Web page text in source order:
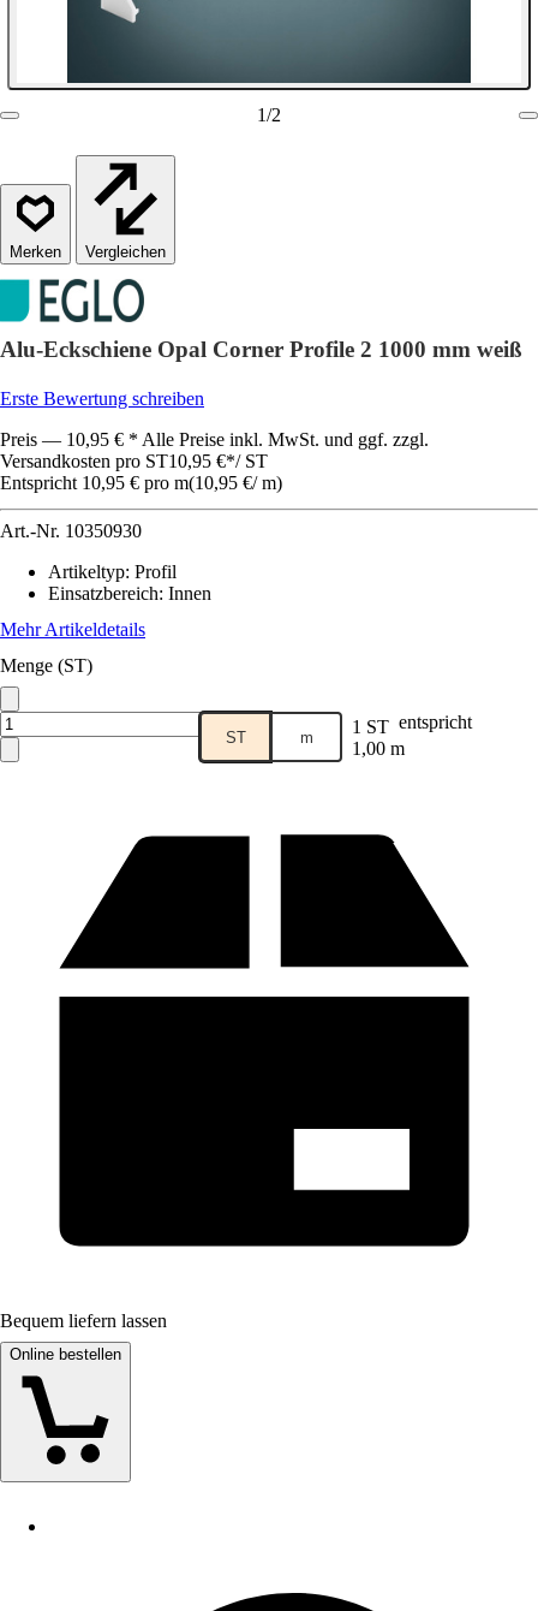
1/2
Vergleichen
Alu-Eckschiene Opal Corner Profile 2 1000 mm weiß
Erste Bewertung schreiben
Preis — 10,95 € * Alle Preise inkl. MwSt. und ggf. zzgl.
Versandkosten pro ST10,95 €*/ ST
Entspricht 10,95 € pro m(10,95 €/ m)
Art.-Nr. 10350930
Artikeltyp: Profil
Einsatzbereich: Innen
Mehr Artikeldetails
Menge (ST)
ST m 1 ST entspricht
1,00 m
Bequem liefern lassen
Online bestellen